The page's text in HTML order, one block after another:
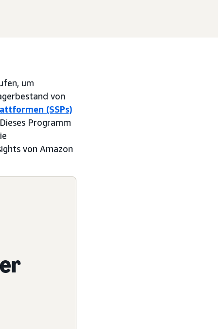
um
von
(SSPs)
Programm
von Amazon